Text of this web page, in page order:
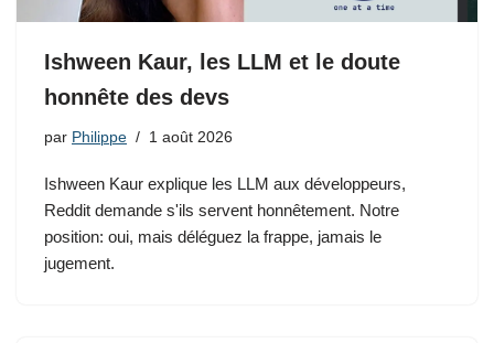
Ishween Kaur, les LLM et le doute
honnête des devs
par Philippe 1 août 2026
Ishween Kaur explique les LLM aux développeurs,
Reddit demande s'ils servent honnêtement. Notre
position: oui, mais déléguez la frappe, jamais le
jugement.